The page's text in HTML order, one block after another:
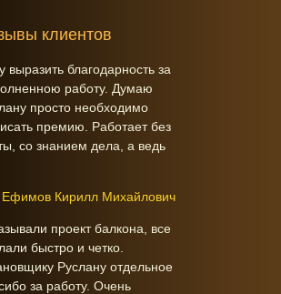
клиентов
выразить благодарность за
работу. Думаю
просто необходимо
премию. Работает без
со знанием дела, а ведь
Ефимов Кирилл Михайлович
проект балкона, все
быстро и четко.
Руслану отдельное
за работу. Очень